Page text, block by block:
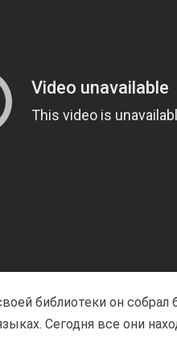
библиотеки он
Сегодня все они